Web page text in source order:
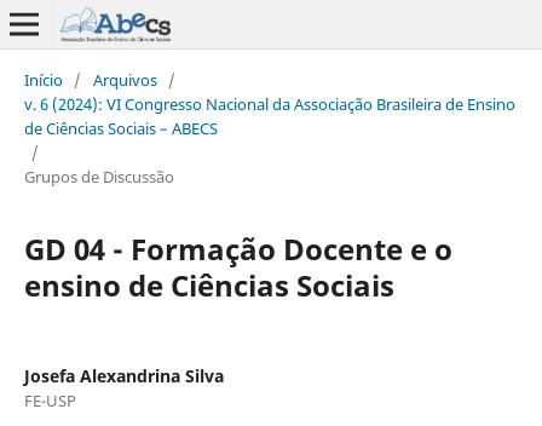
Início / Arquivos /
v. 6 (2024): VI Congresso Nacional da Associação Brasileira de Ensino
de Ciências Sociais – ABECS
/
Grupos de Discussão
GD 04 - Formação Docente e o
ensino de Ciências Sociais
Josefa Alexandrina Silva
FE-USP